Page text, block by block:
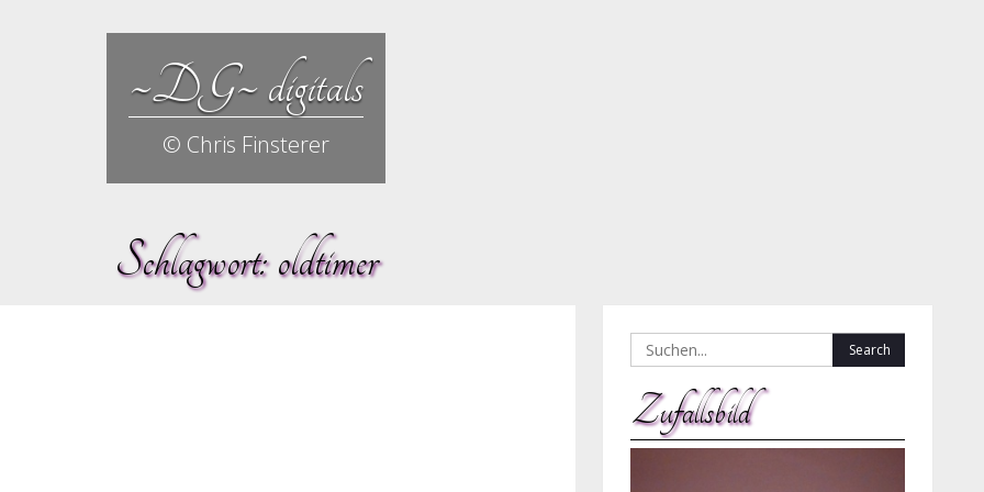
~DG~ digitals
© Chris Finsterer
Schlagwort:oldtimer
Search
for:
Zufallsbild